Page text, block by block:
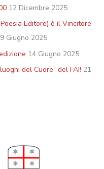
12 Dicembre 2025
Editore) è il Vincitore
Giugno 2025
14 Giugno 2025
del Cuore” del FAI! 21